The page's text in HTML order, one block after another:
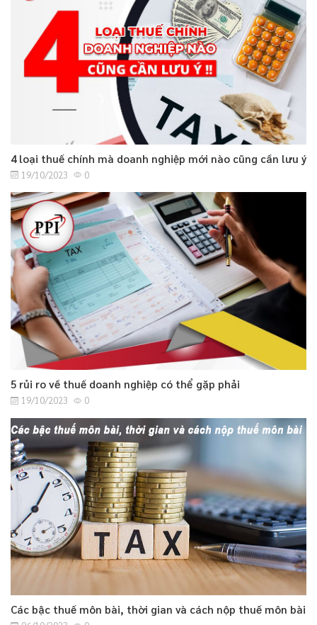
4 loại thuế chính mà doanh nghiệp mới nào cũng cần lưu ý
19/10/2023 0
5 rủi ro về thuế doanh nghiệp có thể gặp phải
19/10/2023 0
Các bậc thuế môn bài, thời gian và cách nộp thuế môn bài